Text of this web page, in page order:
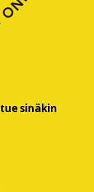
sinäkin